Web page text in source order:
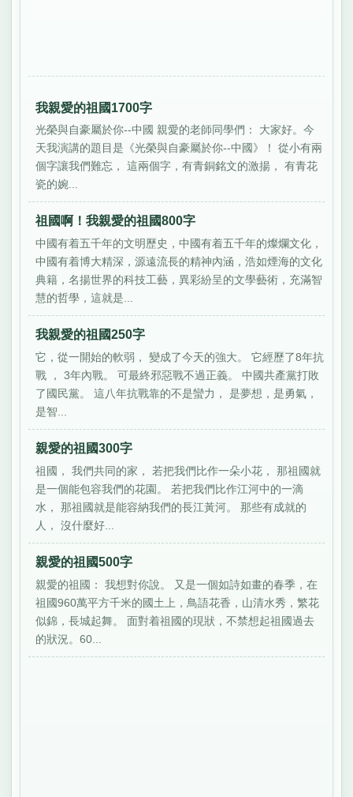
我親愛的祖國1700字
光榮與自豪屬於你--中國 親愛的老師同學們： 大家好。今
天我演講的題目是《光榮與自豪屬於你--中國》！ 從小有兩
個字讓我們難忘， 這兩個字，有青銅銘文的激揚， 有青花
瓷的婉...
祖國啊！我親愛的祖國800字
中國有着五千年的文明歷史，中國有着五千年的燦爛文化，
中國有着博大精深，源遠流長的精神內涵，浩如煙海的文化
典籍，名揚世界的科技工藝，異彩紛呈的文學藝術，充滿智
慧的哲學，這就是...
我親愛的祖國250字
它，從一開始的軟弱， 變成了今天的強大。 它經歷了8年抗
戰 ， 3年內戰。 可最終邪惡戰不過正義。 中國共產黨打敗
了國民黨。 這八年抗戰靠的不是蠻力， 是夢想，是勇氣，
是智...
親愛的祖國300字
祖國， 我們共同的家， 若把我們比作一朵小花， 那祖國就
是一個能包容我們的花園。 若把我們比作江河中的一滴
水， 那祖國就是能容納我們的長江黃河。 那些有成就的
人， 沒什麼好...
親愛的祖國500字
親愛的祖國： 我想對你說。 又是一個如詩如畫的春季，在
祖國960萬平方千米的國土上，鳥語花香，山清水秀，繁花
似錦，長城起舞。 面對着祖國的現狀，不禁想起祖國過去
的狀況。60...